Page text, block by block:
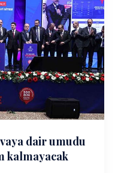
dair umudu
kalmayacak